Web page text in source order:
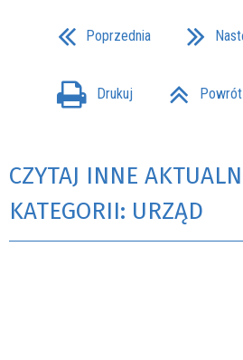
Poprzednia
Drukuj Powrót
CZYTAJ INNE
KATEGORII: URZĄD